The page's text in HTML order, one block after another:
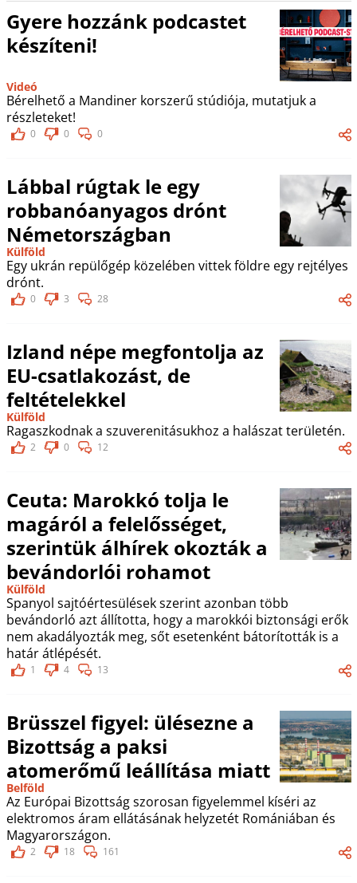
Gyere hozzánk podcastet
készíteni!
Videó
Bérelhető a Mandiner korszerű stúdiója, mutatjuk a
részleteket!
0 0 0
Lábbal rúgtak le egy
robbanóanyagos drónt
Németországban
Külföld
Egy ukrán repülőgép közelében vittek földre egy rejtélyes
drónt.
0 3 28
Izland népe megfontolja az
EU-csatlakozást, de
feltételekkel
Külföld
Ragaszkodnak a szuverenitásukhoz a halászat területén.
2 0 12
Ceuta: Marokkó tolja le
magáról a felelősséget,
szerintük álhírek okozták a
bevándorlói rohamot
Külföld
Spanyol sajtóértesülések szerint azonban több
bevándorló azt állította, hogy a marokkói biztonsági erők
nem akadályozták meg, sőt esetenként bátorították is a
határ átlépését.
1 4 13
Brüsszel figyel: ülésezne a
Bizottság a paksi
atomerőmű leállítása miatt
Belföld
Az Európai Bizottság szorosan figyelemmel kíséri az
elektromos áram ellátásának helyzetét Romániában és
Magyarországon.
2 18 161